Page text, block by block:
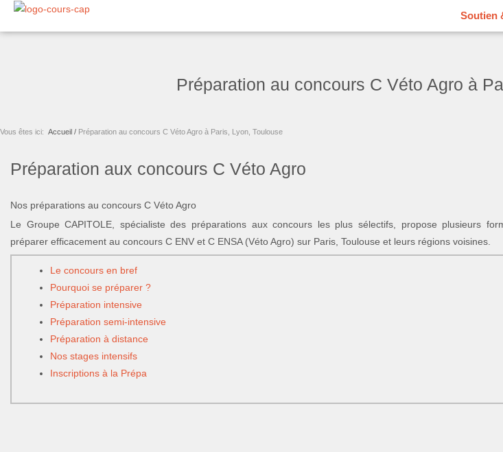
Aller
Soutien
Préparation au concours C Véto Agro à
Vous êtes ici: Accueil / Préparation au concours C Véto Agro à Paris, Lyon, Toulouse
Préparation aux concours C Véto Agro
Nos préparations au concours C Véto Agro
Le Groupe CAPITOLE, spécialiste des préparations aux concours les plus sélectifs, propose plusieurs
préparer efficacement au concours C ENV et C ENSA (Véto Agro) sur Paris, Toulouse et leurs régions voisines.
Le concours en bref
Pourquoi se préparer ?
Préparation intensive
Préparation semi-intensive
Préparation à distance
Nos stages intensifs
Inscriptions à la Prépa